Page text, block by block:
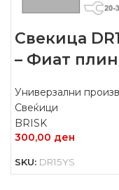
Свекица
– Фиат плин
Универзални
Свеќици
BRISK
300,00 ден
SKU: DR15YS